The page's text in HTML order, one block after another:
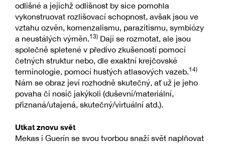
odlišné a jejichž odlišnost by sice pomohla
vykonstruovat rozlišovací schopnost, avšak jsou ve
vztahu ozvěn, komenzalismu, parazitismu, symbiózy
a neustálých výměn.13) Dají se rozmotat, ale jsou
společně spletené v předivo zkušeností pomocí
četných struktur nebo, dle exaktní krejčovské
terminologie, pomocí hustých atlasových vazeb.14)
Nám se obraz jeví rozhodně skutečný, ať už je jeho
povaha či nosič jakýkoli (duševní/materiální,
přiznaná/utajená, skutečný/virtuální atd.).
Utkat znovu svět
Mekas i Guerín se svou tvorbou snaží svět naplňovat